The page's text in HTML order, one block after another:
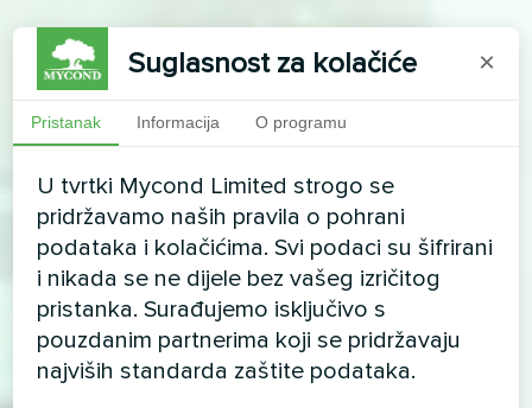
Suglasnost za kolačiće ×
Pristanak Informacija O programu
U tvrtki Mycond Limited strogo se
pridržavamo naših pravila o pohrani
podataka i kolačićima. Svi podaci su šifrirani
i nikada se ne dijele bez vašeg izričitog
pristanka. Surađujemo isključivo s
pouzdanim partnerima koji se pridržavaju
najviših standarda zaštite podataka.